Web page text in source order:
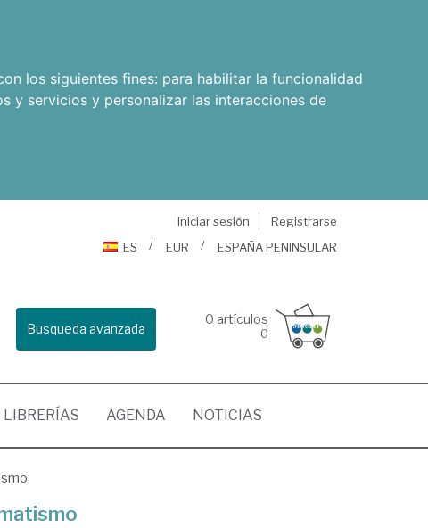
los siguientes fines: para habilitar la funcionalidad
y servicios y personalizar las interacciones de
Iniciar sesión
Registrarse
ES
EUR ESPAÑA PENINSULAR
Busqueda avanzada
0 artículos
0
LIBRERÍAS AGENDA NOTICIAS